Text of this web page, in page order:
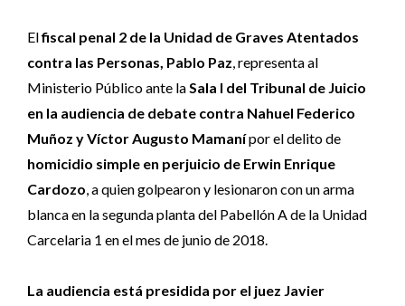
Elfiscal penal 2 de la Unidad de Graves Atentados
contra las Personas, Pablo Paz, representa al
Ministerio Público ante laSala I del Tribunal de Juicio
en la audiencia de debate contra Nahuel Federico
Muñoz y Víctor Augusto Mamanípor el delito de
homicidio simple en perjuicio de Erwin Enrique
Cardozo, a quien golpearon y lesionaron con un arma
blanca en la segunda planta del Pabellón A de la Unidad
Carcelaria 1 en el mes de junio de 2018.
La audiencia está presidida por el juez Javier